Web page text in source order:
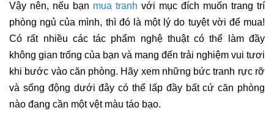
Vậy nên, nếu bạn mua tranh với mục đích muốn trang trí
phòng ngủ của mình, thì đó là một lý do tuyệt vời để mua!
Có rất nhiều các tác phẩm nghệ thuật có thể làm đầy
không gian trống của bạn và mang đến trải nghiệm vui tươi
khi bước vào căn phòng. Hãy xem những bức tranh rực rỡ
và sống động dưới đây có thể lấp đầy bất cứ căn phòng
nào đang cần một vệt màu táo bạo.